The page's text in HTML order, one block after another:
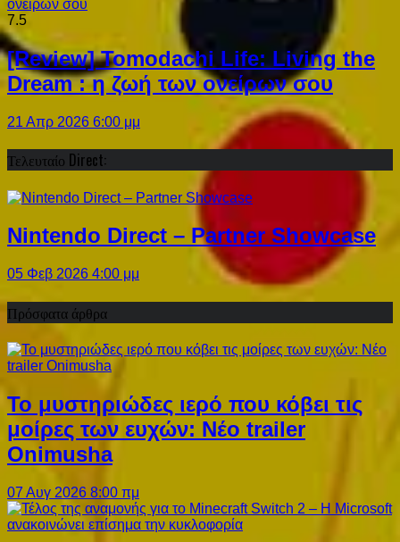
7.5
[Review] Tomodachi Life: Living the
Dream : η ζωή των ονείρων σου
21 Απρ 2026 6:00 μμ
Τελευταίο Direct:
Nintendo Direct – Partner Showcase
05 Φεβ 2026 4:00 μμ
Πρόσφατα άρθρα
Το μυστηριώδες ιερό που κόβει τις
μοίρες των ευχών: Νέο trailer
Onimusha
07 Αυγ 2026 8:00 πμ